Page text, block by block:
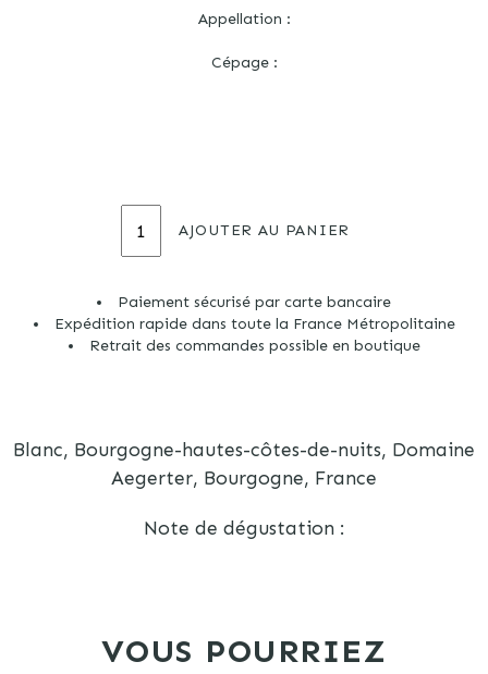
Appellation :
Cépage :
quantité
de
Petites
-
75cL
-
2023
AJOUTER AU PANIER
Paiement sécurisé par carte bancaire
Expédition rapide dans toute la France Métropolitaine
Retrait des commandes possible en boutique
Blanc, Bourgogne-hautes-côtes-de-nuits, Domaine
Aegerter, Bourgogne, France
Note de dégustation :
VOUS POURRIEZ